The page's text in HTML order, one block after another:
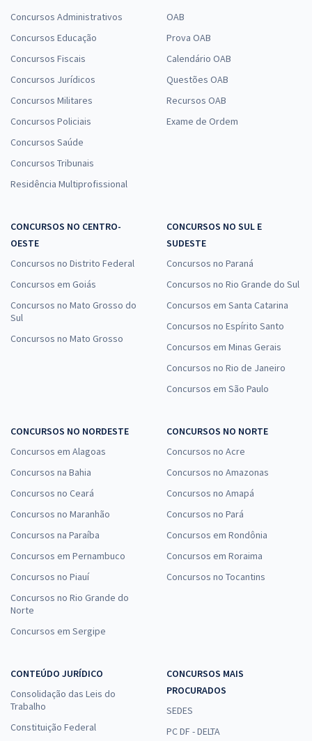
Comprar
UNESP - Universidade Estadual Paulista “Júlio de Mesquita Filho" -
Assistente Técnico Administrativo I (Área de atuação: Contabilidade)
(Módulo Especial) (Pré-Edital)
R$ 287,84
à vista
R$23,99
Economize R$ 71,96 (-20%)
Comprar
UNESP - Universidade Estadual Paulista “Júlio de Mesquita Filho" -
R$18,65
Economize R$ 55,96 (-20%)
Comprar
UNESP - Universidade Estadual Paulista “Júlio de Mesquita Filho" -
Assistente de Informática II (Área de atuação: Redes, Infraestrutura
R$27,32
Economize R$ 81,96 (-20%)
Comprar
Concursos Administrativos
Concursos Educação
Concursos Fiscais
Concursos Jurídicos
Concursos Militares
Concursos Policiais
Concursos Saúde
Concursos Tribunais
Residência Multiprofissional
OAB
Prova OAB
Calendário OAB
Questões OAB
Recursos OAB
Exame de Ordem
CONCURSOS NO CENTRO-
OESTE
Concursos no Distrito Federal
Concursos em Goiás
Concursos no Mato Grosso do
Sul
Concursos no Mato Grosso
CONCURSOS NO SUL E
SUDESTE
Concursos no Paraná
Concursos no Rio Grande do Sul
Concursos em Santa Catarina
Concursos no Espírito Santo
Concursos em Minas Gerais
Concursos no Rio de Janeiro
Concursos em São Paulo
CONCURSOS NO NORDESTE
Concursos em Alagoas
Concursos na Bahia
Concursos no Ceará
Concursos no Maranhão
Concursos na Paraíba
Concursos em Pernambuco
Concursos no Piauí
Concursos no Rio Grande do
Norte
Concursos em Sergipe
CONCURSOS NO NORTE
Concursos no Acre
Concursos no Amazonas
Concursos no Amapá
Concursos no Pará
Concursos em Rondônia
Concursos em Roraima
Concursos no Tocantins
CONTEÚDO JURÍDICO
Consolidação das Leis do
Trabalho
Constituição Federal
CONCURSOS MAIS
PROCURADOS
SEDES
PC DF - DELTA